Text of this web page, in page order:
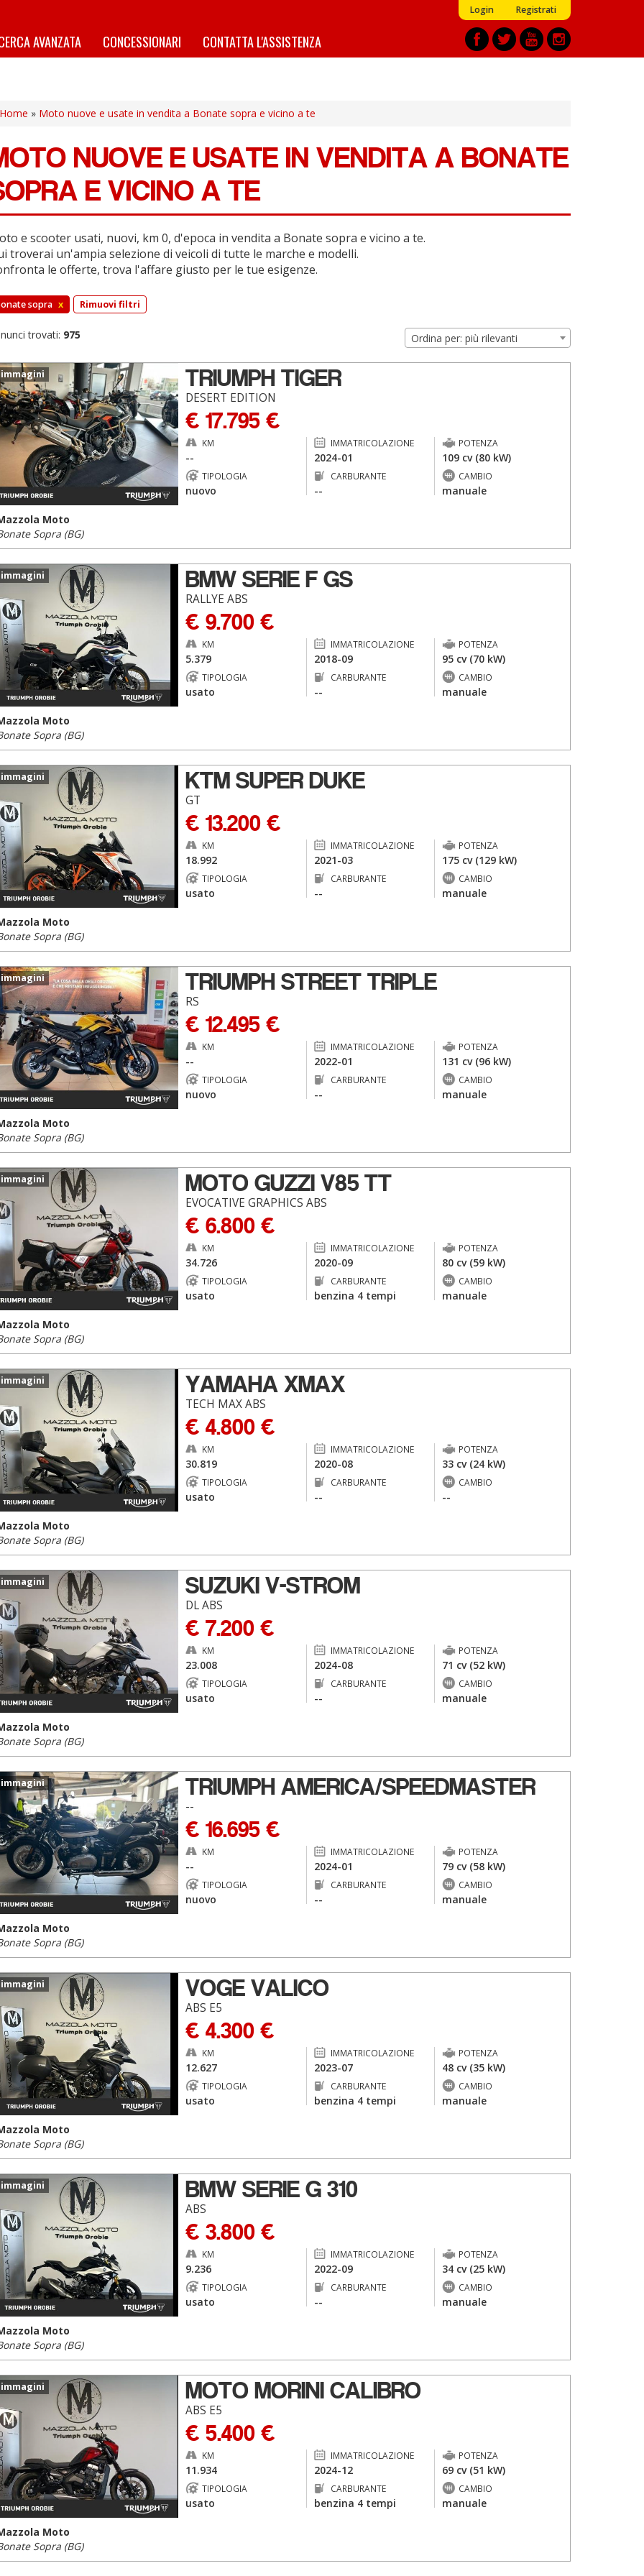
Login Registrati
AVANZATA CONCESSIONARI CONTATTA L'ASSISTENZA
Home » Moto nuove e usate in vendita a Bonate sopra e vicino a te
NUOVE E USATE IN VENDITA A BONATE
E VICINO A TE
e scooter usati, nuovi, km 0, d'epoca in vendita a Bonate sopra e vicino a te.
troverai un'ampia selezione di veicoli di tutte le marche e modelli.
le offerte, trova l'affare giusto per le tue esigenze.
sopra x Rimuovi filtri
trovati: 975 Ordina per: più rilevanti
immagini TRIUMPH TIGER
DESERT EDITION
€ 17.795 €
KM
--
IMMATRICOLAZIONE
2024-01
POTENZA
109 cv (80 kW)
TIPOLOGIA
nuovo
CARBURANTE
--
CAMBIO
manuale
Moto
Sopra (BG)
immagini BMW SERIE F GS
RALLYE ABS
€ 9.700 €
KM
5.379
IMMATRICOLAZIONE
2018-09
POTENZA
95 cv (70 kW)
TIPOLOGIA
usato
CARBURANTE
--
CAMBIO
manuale
Moto
Sopra (BG)
immagini KTM SUPER DUKE
GT
€ 13.200 €
KM
18.992
IMMATRICOLAZIONE
2021-03
POTENZA
175 cv (129 kW)
TIPOLOGIA
usato
CARBURANTE
--
CAMBIO
manuale
Moto
Sopra (BG)
immagini TRIUMPH STREET TRIPLE
RS
€ 12.495 €
KM
--
IMMATRICOLAZIONE
2022-01
POTENZA
131 cv (96 kW)
TIPOLOGIA
nuovo
CARBURANTE
--
CAMBIO
manuale
Moto
Sopra (BG)
immagini MOTO GUZZI V85 TT
EVOCATIVE GRAPHICS ABS
€ 6.800 €
KM
34.726
IMMATRICOLAZIONE
2020-09
POTENZA
80 cv (59 kW)
TIPOLOGIA
usato
CARBURANTE
benzina 4 tempi
CAMBIO
manuale
Moto
Sopra (BG)
immagini YAMAHA XMAX
TECH MAX ABS
€ 4.800 €
KM
30.819
IMMATRICOLAZIONE
2020-08
POTENZA
33 cv (24 kW)
TIPOLOGIA
usato
CARBURANTE
--
CAMBIO
--
Moto
Sopra (BG)
immagini SUZUKI V-STROM
DL ABS
€ 7.200 €
KM
23.008
IMMATRICOLAZIONE
2024-08
POTENZA
71 cv (52 kW)
TIPOLOGIA
usato
CARBURANTE
--
CAMBIO
manuale
Moto
Sopra (BG)
immagini TRIUMPH AMERICA/SPEEDMASTER
--
€ 16.695 €
KM
--
IMMATRICOLAZIONE
2024-01
POTENZA
79 cv (58 kW)
TIPOLOGIA
nuovo
CARBURANTE
--
CAMBIO
manuale
Moto
Sopra (BG)
immagini VOGE VALICO
ABS E5
€ 4.300 €
KM
12.627
IMMATRICOLAZIONE
2023-07
POTENZA
48 cv (35 kW)
TIPOLOGIA
usato
CARBURANTE
benzina 4 tempi
CAMBIO
manuale
Moto
Sopra (BG)
immagini BMW SERIE G 310
ABS
€ 3.800 €
KM
9.236
IMMATRICOLAZIONE
2022-09
POTENZA
34 cv (25 kW)
TIPOLOGIA
usato
CARBURANTE
--
CAMBIO
manuale
Moto
Sopra (BG)
immagini MOTO MORINI CALIBRO
ABS E5
€ 5.400 €
KM
11.934
IMMATRICOLAZIONE
2024-12
POTENZA
69 cv (51 kW)
TIPOLOGIA
usato
CARBURANTE
benzina 4 tempi
CAMBIO
manuale
Moto
Sopra (BG)